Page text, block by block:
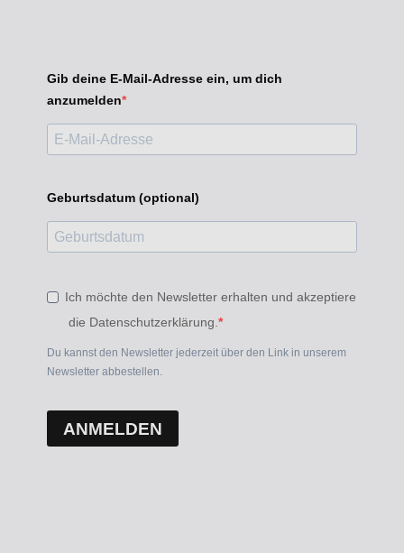
Gib deine E-Mail-Adresse ein, um dich
anzumelden
Geburtsdatum (optional)
Ich möchte den Newsletter erhalten und akzeptiere
die Datenschutzerklärung.
Du kannst den Newsletter jederzeit über den Link in unserem
Newsletter abbestellen.
ANMELDEN